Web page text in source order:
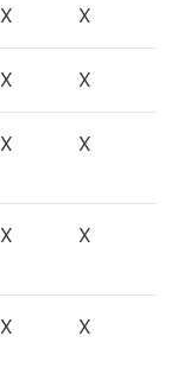
X X
X X
X X
X X
X X